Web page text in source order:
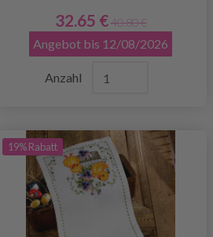
32.65 € 40.80 €
Angebot bis 12/08/2026
Anzahl
19% Rabatt